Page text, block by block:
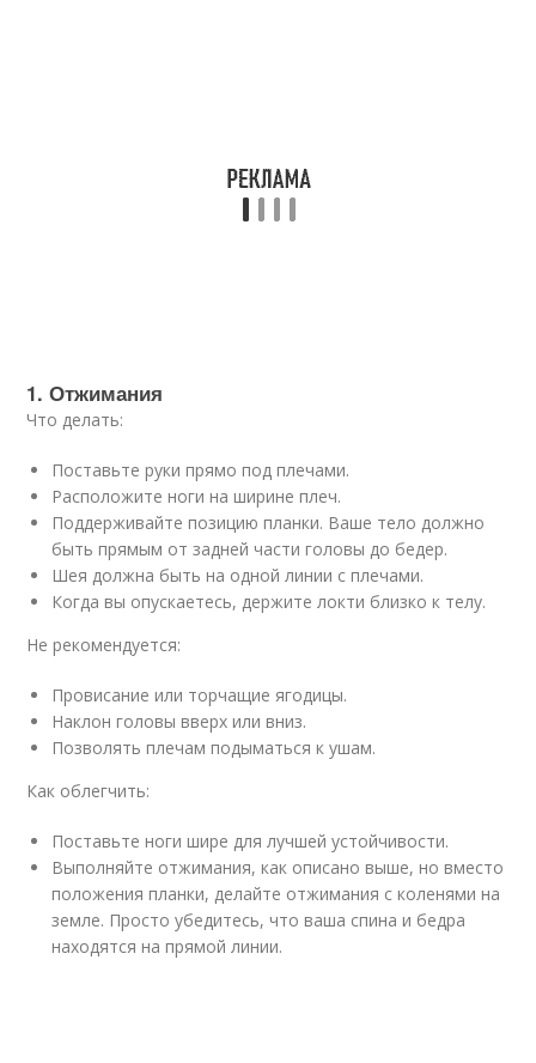
1. Отжимания
Что делать:
Поставьте руки прямо под плечами.
Расположите ноги на ширине плеч.
Поддерживайте позицию планки. Ваше тело должно
быть прямым от задней части головы до бедер.
Шея должна быть на одной линии с плечами.
Когда вы опускаетесь, держите локти близко к телу.
Не рекомендуется:
Провисание или торчащие ягодицы.
Наклон головы вверх или вниз.
Позволять плечам подыматься к ушам.
Как облегчить:
Поставьте ноги шире для лучшей устойчивости.
Выполняйте отжимания, как описано выше, но вместо
положения планки, делайте отжимания с коленями на
земле. Просто убедитесь, что ваша спина и бедра
находятся на прямой линии.